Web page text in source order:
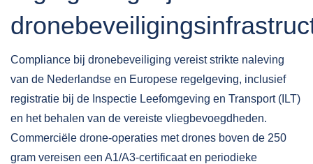
Compliance bij dronebeveiliging vereist strikte naleving
van de Nederlandse en Europese regelgeving, inclusief
registratie bij de Inspectie Leefomgeving en Transport (ILT)
en het behalen van de vereiste vliegbevoegdheden.
Commerciële drone-operaties met drones boven de 250
gram vereisen een A1/A3-certificaat en periodieke